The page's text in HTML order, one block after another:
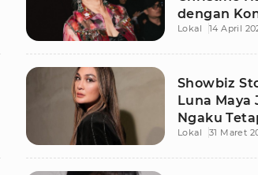
dengan
Lokal 14 April
Showbiz
Luna Maya
Ngaku
Lokal 31 Maret